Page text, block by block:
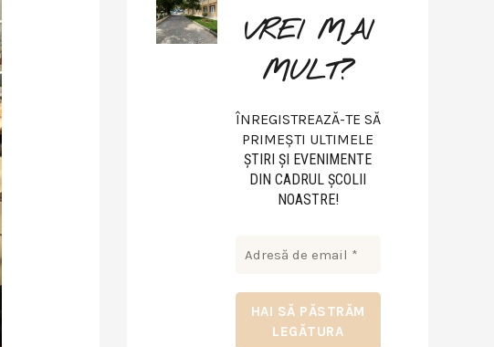
VREI MAI
MULT?
ÎNREGISTREAZĂ-TE SĂ
PRIMEȘTI ULTIMELE
ŞTIRI ŞI EVENIMENTE
DIN CADRUL ŞCOLII
NOASTRE!